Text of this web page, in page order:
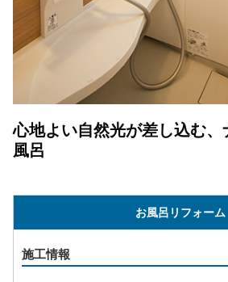
心地よい自然光が差し込む、
風呂
お風呂リフォーム
施工情報